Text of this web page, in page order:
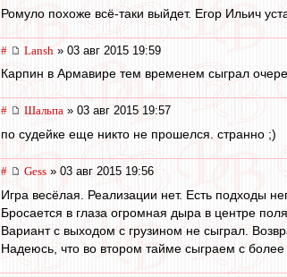
Ромуло похоже всё-таки выйдет. Егор Ильич
# Lansh » 03 авг 2015 19:59
Карпин в Армавире тем временем сыграл
# Шальпа » 03 авг 2015 19:57
по судейке еще никто не прошелся. странно ;)
# Gess » 03 авг 2015 19:56
Игра весёлая. Реализации нет. Есть подходы
Бросается в глаза огромная дыра в центре
Вариант с выходом с грузином не сыграл.
Надеюсь, что во втором тайме сыграем с более